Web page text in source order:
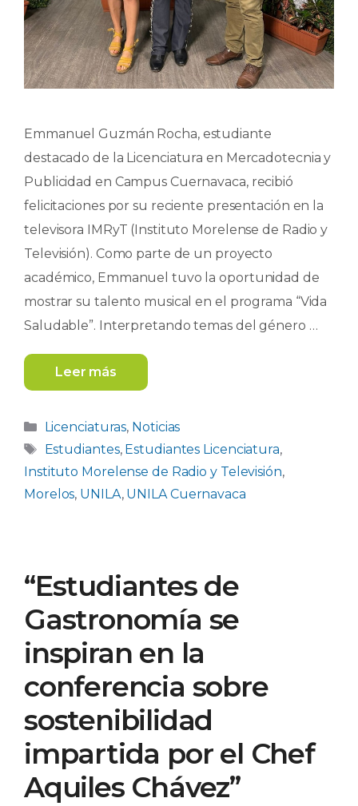
Emmanuel Guzmán Rocha, estudiante
destacado de la Licenciatura en Mercadotecnia y
Publicidad en Campus Cuernavaca, recibió
felicitaciones por su reciente presentación en la
televisora IMRyT (Instituto Morelense de Radio y
Televisión). Como parte de un proyecto
académico, Emmanuel tuvo la oportunidad de
mostrar su talento musical en el programa “Vida
Saludable”. Interpretando temas del género …
Leer más
Categorías
Licenciaturas, Noticias
Etiquetas
Estudiantes, Estudiantes Licenciatura,
Instituto Morelense de Radio y Televisión,
Morelos, UNILA, UNILA Cuernavaca
“Estudiantes de
Gastronomía se
inspiran en la
conferencia sobre
sostenibilidad
impartida por el Chef
Aquiles Chávez”